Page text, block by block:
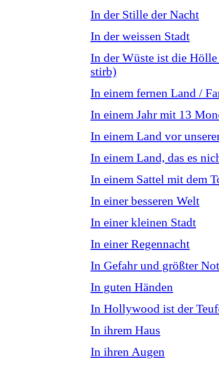
In der Stille der Nacht
In der weissen Stadt
In der Wüste ist die
stirb)
In einem fernen Land /
In einem Jahr mit 13
In einem Land vor
In einem Land, das es
In einem Sattel mit dem
In einer besseren Welt
In einer kleinen Stadt
In einer Regennacht
In Gefahr und größter
In guten Händen
In Hollywood ist der
In ihrem Haus
In ihren Augen